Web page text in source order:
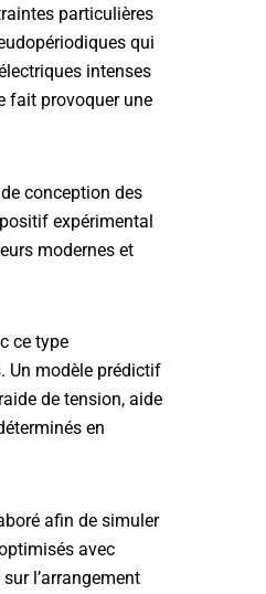
particulières
qui
intenses
fait provoquer une
conception des
expérimental
modernes et
ce type
Un modèle prédictif
de tension, aide
en
afin de simuler
avec
l’arrangement